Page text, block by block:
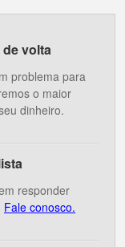
de volta
problema para
o maior
dinheiro.
responder
Fale conosco.